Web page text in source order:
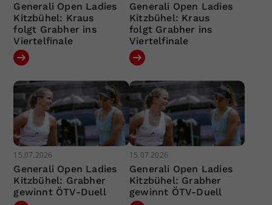
Generali Open Ladies
Kitzbühel: Kraus
folgt Grabher ins
Viertelfinale
Generali Open Ladies
Kitzbühel: Kraus
folgt Grabher ins
Viertelfinale
15.07.2026
Generali Open Ladies
Kitzbühel: Grabher
gewinnt ÖTV-Duell
15.07.2026
Generali Open Ladies
Kitzbühel: Grabher
gewinnt ÖTV-Duell